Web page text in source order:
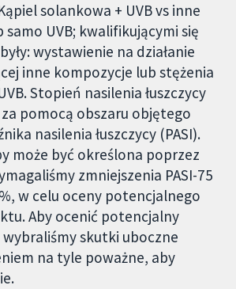
solankowa + UVB vs inne
samo UVB; kwalifikującymi się
wystawienie na działanie
inne kompozycje lub stężenia
Stopień nasilenia łuszczycy
pomocą obszaru objętego
nasilenia łuszczycy (PASI).
może być określona poprzez
zmniejszenia PASI-75
w celu oceny potencjalnego
Aby ocenić potencjalny
skutki uboczne
na tyle poważne, aby